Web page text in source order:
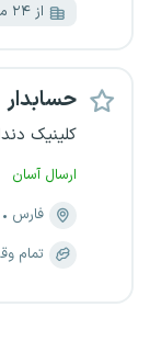
از ۲۴ میلیون تومان
حسابدار
کلینیک
ارسال آسان
فارس
تمام